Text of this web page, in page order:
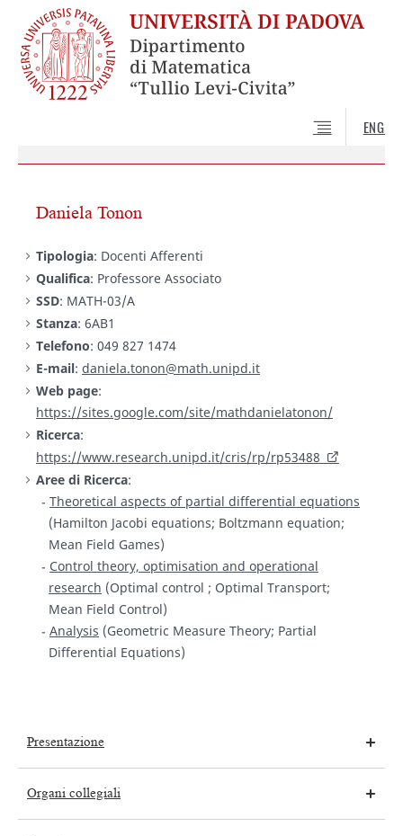
ENG
Presentazione
Organi collegiali
Daniela Tonon
Tipologia: Docenti Afferenti
Qualifica: Professore Associato
SSD: MATH-03/A
Stanza: 6AB1
Telefono: 049 827 1474
E-mail: daniela.tonon@math.unipd.it
Web page:
https://sites.google.com/site/mathdanielatonon/
Ricerca:
https://www.research.unipd.it/cris/rp/rp53488
Aree di Ricerca:
Theoretical aspects of partial differential equations
(Hamilton Jacobi equations; Boltzmann equation;
Mean Field Games)
Control theory, optimisation and operational
research (Optimal control ; Optimal Transport;
Mean Field Control)
Analysis (Geometric Measure Theory; Partial
Differential Equations)